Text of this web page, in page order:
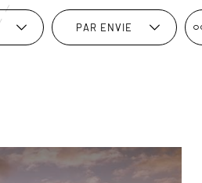
PAR ENVIE